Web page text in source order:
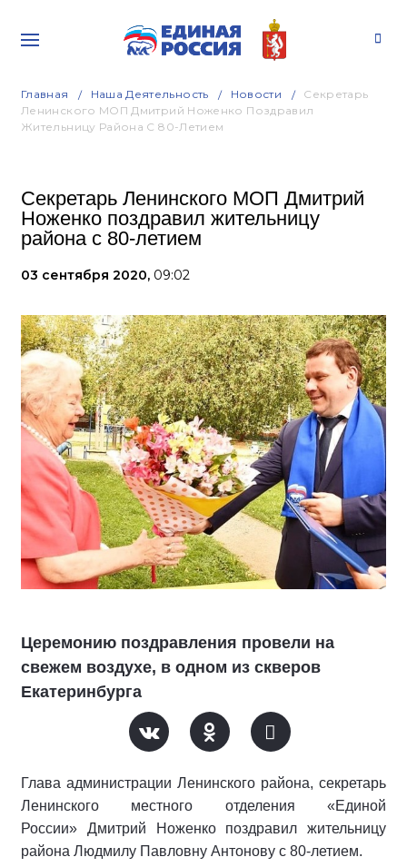
Главная Наша Деятельность Новости
Секретарь
Ленинского МОП Дмитрий Ноженко Поздравил
Жительницу Района С 80-Летием
Секретарь Ленинского МОП Дмитрий
Ноженко поздравил жительницу
района с 80-летием
03 сентября 2020, 09:02
Церемонию поздравления провели на
свежем воздухе, в одном из скверов
Екатеринбурга
Глава администрации Ленинского района, секретарь
Ленинского местного отделения «Единой
России» Дмитрий Ноженко поздравил жительницу
района Людмилу Павловну Антонову с 80-летием.